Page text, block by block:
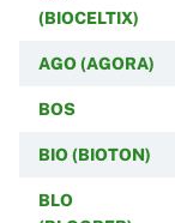
(BIOCELTIX)
AGO (AGORA)
BOS
BIO (BIOTON)
BLO